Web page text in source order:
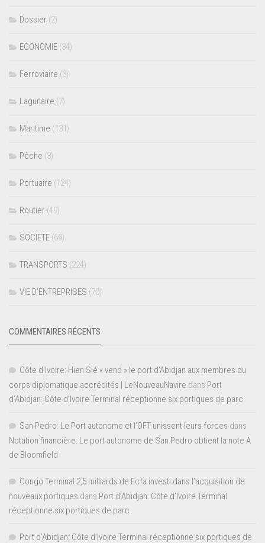
Dossier (2)
ECONOMIE (34)
Ferroviaire (3)
Lagunaire (7)
Maritime (131)
Pêche (3)
Portuaire (124)
Routier (49)
SOCIETE (69)
TRANSPORTS (224)
VIE D’ENTREPRISES (70)
COMMENTAIRES RÉCENTS
Côte d'Ivoire: Hien Sié « vend » le port d'Abidjan aux membres du
corps diplomatique accrédités | LeNouveauNavire dans Port
d’Abidjan: Côte d’Ivoire Terminal réceptionne six portiques de parc
San Pedro: Le Port autonome et l’OFT unissent leurs forces dans
Notation financière: Le port autonome de San Pedro obtient la note A
de Bloomfield
Congo Terminal 2,5 milliards de Fcfa investi dans l’acquisition de
nouveaux portiques dans Port d’Abidjan: Côte d’Ivoire Terminal
réceptionne six portiques de parc
Port d'Abidjan: Côte d’Ivoire Terminal réceptionne six portiques de